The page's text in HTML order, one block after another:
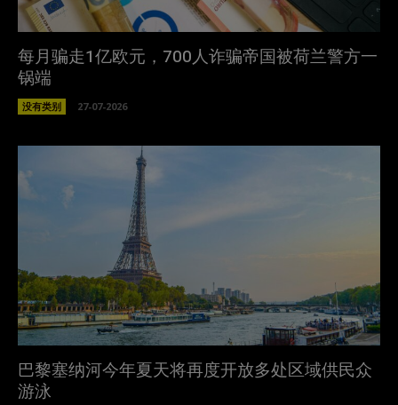
每月骗走1亿欧元，700人诈骗帝国被荷兰警方一
锅端
没有类别 27-07-2026
巴黎塞纳河今年夏天将再度开放多处区域供民众
游泳